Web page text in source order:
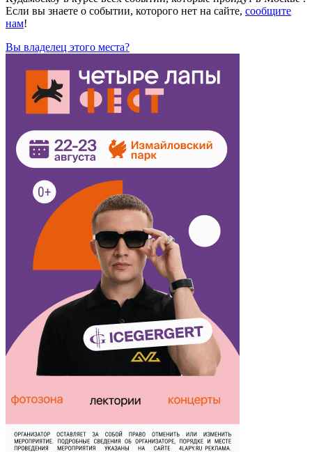
Если вы знаете о событии, которого нет на сайте, сообщите
нам!
Вы владелец этого места?